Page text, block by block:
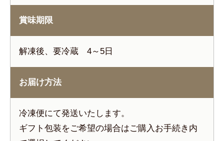
賞味期限
解凍後、要冷蔵 4～5日
お届け方法
冷凍便にて発送いたします。
ギフト包装をご希望の場合はご購入お手続き内